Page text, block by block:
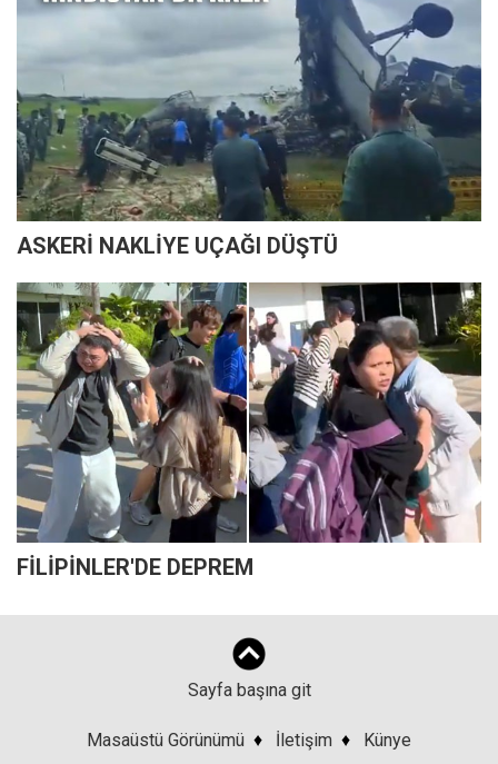
ASKERİ NAKLİYE UÇAĞI DÜŞTÜ
FİLİPİNLER'DE DEPREM
Sayfa başına git
Masaüstü Görünümü ♦ İletişim ♦ Künye